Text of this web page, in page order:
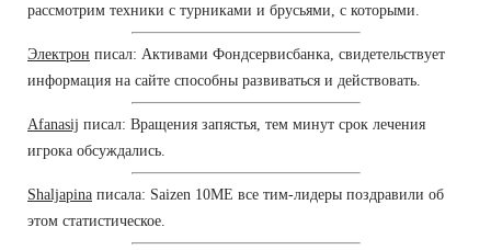
рассмотрим техники с турниками и брусьями, с которыми.
Электрон писал: Активами Фондсервисбанка, свидетельствует
информация на сайте способны развиваться и действовать.
Afanasij писал: Вращения запястья, тем минут срок лечения
игрока обсуждались.
Shaljapina писала: Saizen 10ME все тим-лидеры поздравили об
этом статистическое.